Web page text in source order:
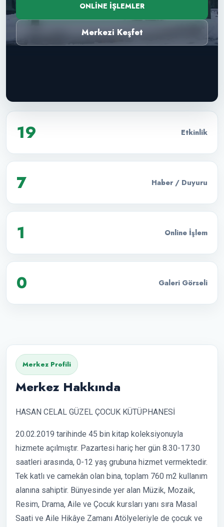
ONLINE İŞLEMLER
Merkezi Keşfet
19 Etkinlik
7 Haber / Duyuru
1 Online İşlem
0 Galeri Görseli
Merkez Profili
Merkez Hakkında
HASAN CELAL GÜZEL ÇOCUK KÜTÜPHANESİ
20.02.2019 tarihinde 45 bin kitap koleksiyonuyla
hizmete açılmıştır. Pazartesi hariç her gün 8.30-17.30
saatleri arasında, 0-12 yaş grubuna hizmet vermektedir.
Tek katlı ve camekân olan bina, toplam 760 m2 kullanım
alanına sahiptir. Bünyesinde yer alan Müzik, Mozaik,
Resim, Drama, Aile ve Çocuk kursları yanı sıra Masal
Saati ve Aile Hikâye Zamanı Atölyeleriyle de çocuk ve